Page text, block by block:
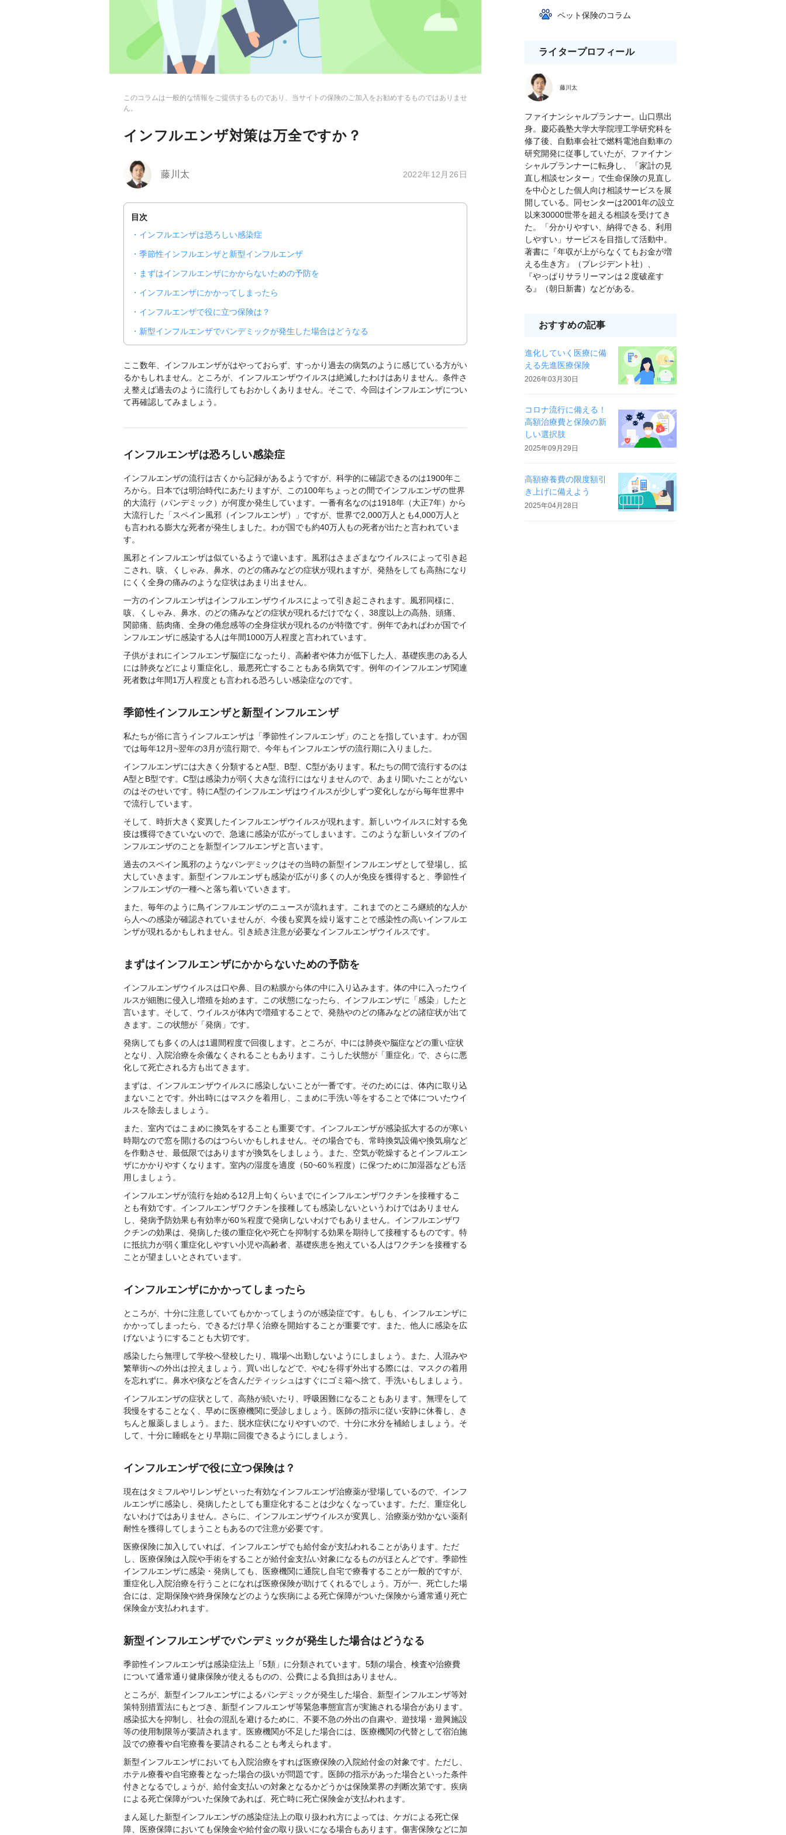
このコラムは一般的な情報をご提供するものであり、当サイトの保険のご加入をお勧めするものではありませ
ん。
インフルエンザ対策は万全ですか？
藤川太 2022年12月26日
目次
インフルエンザは恐ろしい感染症
季節性インフルエンザと新型インフルエンザ
まずはインフルエンザにかからないための予防を
インフルエンザにかかってしまったら
インフルエンザで役に立つ保険は？
新型インフルエンザでパンデミックが発生した場合はどうなる
ここ数年、インフルエンザがはやっておらず、すっかり過去の病気のように感じている方がい
るかもしれません。ところが、インフルエンザウイルスは絶滅したわけはありません。条件さ
え整えば過去のように流行してもおかしくありません。そこで、今回はインフルエンザについ
て再確認してみましょう。
インフルエンザは恐ろしい感染症
インフルエンザの流行は古くから記録があるようですが、科学的に確認できるのは1900年こ
ろから。日本では明治時代にあたりますが、この100年ちょっとの間でインフルエンザの世界
的大流行（パンデミック）が何度か発生しています。一番有名なのは1918年（大正7年）から
大流行した「スペイン風邪（インフルエンザ）」ですが、世界で2,000万人とも4,000万人と
も言われる膨大な死者が発生しました。わが国でも約40万人もの死者が出たと言われていま
す。
風邪とインフルエンザは似ているようで違います。風邪はさまざまなウイルスによって引き起
こされ、咳、くしゃみ、鼻水、のどの痛みなどの症状が現れますが、発熱をしても高熱になり
にくく全身の痛みのような症状はあまり出ません。
一方のインフルエンザはインフルエンザウイルスによって引き起こされます。風邪同様に、
咳、くしゃみ、鼻水、のどの痛みなどの症状が現れるだけでなく、38度以上の高熱、頭痛、
関節痛、筋肉痛、全身の倦怠感等の全身症状が現れるのが特徴です。例年であればわが国でイ
ンフルエンザに感染する人は年間1000万人程度と言われています。
子供がまれにインフルエンザ脳症になったり、高齢者や体力が低下した人、基礎疾患のある人
には肺炎などにより重症化し、最悪死亡することもある病気です。例年のインフルエンザ関連
死者数は年間1万人程度とも言われる恐ろしい感染症なのです。
季節性インフルエンザと新型インフルエンザ
私たちが俗に言うインフルエンザは「季節性インフルエンザ」のことを指しています。わが国
では毎年12月~翌年の3月が流行期で、今年もインフルエンザの流行期に入りました。
インフルエンザには大きく分類するとA型、B型、C型があります。私たちの間で流行するのは
A型とB型です。C型は感染力が弱く大きな流行にはなりませんので、あまり聞いたことがない
のはそのせいです。特にA型のインフルエンザはウイルスが少しずつ変化しながら毎年世界中
で流行しています。
そして、時折大きく変異したインフルエンザウイルスが現れます。新しいウイルスに対する免
疫は獲得できていないので、急速に感染が広がってしまいます。このような新しいタイプのイ
ンフルエンザのことを新型インフルエンザと言います。
過去のスペイン風邪のようなパンデミックはその当時の新型インフルエンザとして登場し、拡
大していきます。新型インフルエンザも感染が広がり多くの人が免疫を獲得すると、季節性イ
ンフルエンザの一種へと落ち着いていきます。
また、毎年のように鳥インフルエンザのニュースが流れます。これまでのところ継続的な人か
ら人への感染が確認されていませんが、今後も変異を繰り返すことで感染性の高いインフルエ
ンザが現れるかもしれません。引き続き注意が必要なインフルエンザウイルスです。
まずはインフルエンザにかからないための予防を
インフルエンザウイルスは口や鼻、目の粘膜から体の中に入り込みます。体の中に入ったウイ
ルスが細胞に侵入し増殖を始めます。この状態になったら、インフルエンザに「感染」したと
言います。そして、ウイルスが体内で増殖することで、発熱やのどの痛みなどの諸症状が出て
きます。この状態が「発病」です。
発病しても多くの人は1週間程度で回復します。ところが、中には肺炎や脳症などの重い症状
となり、入院治療を余儀なくされることもあります。こうした状態が「重症化」で、さらに悪
化して死亡される方も出てきます。
まずは、インフルエンザウイルスに感染しないことが一番です。そのためには、体内に取り込
まないことです。外出時にはマスクを着用し、こまめに手洗い等をすることで体についたウイ
ルスを除去しましょう。
また、室内ではこまめに換気をすることも重要です。インフルエンザが感染拡大するのが寒い
時期なので窓を開けるのはつらいかもしれません。その場合でも、常時換気設備や換気扇など
を作動させ、最低限ではありますが換気をしましょう。また、空気が乾燥するとインフルエン
ザにかかりやすくなります。室内の湿度を適度（50~60％程度）に保つために加湿器なども活
用しましょう。
インフルエンザが流行を始める12月上旬くらいまでにインフルエンザワクチンを接種するこ
とも有効です。インフルエンザワクチンを接種しても感染しないというわけではありません
し、発病予防効果も有効率が60％程度で発病しないわけでもありません。インフルエンザワ
クチンの効果は、発病した後の重症化や死亡を抑制する効果を期待して接種するものです。特
に抵抗力が弱く重症化しやすい小児や高齢者、基礎疾患を抱えている人はワクチンを接種する
ことが望ましいとされています。
インフルエンザにかかってしまったら
ところが、十分に注意していてもかかってしまうのが感染症です。もしも、インフルエンザに
かかってしまったら、できるだけ早く治療を開始することが重要です。また、他人に感染を広
げないようにすることも大切です。
感染したら無理して学校へ登校したり、職場へ出勤しないようにしましょう。また、人混みや
繁華街への外出は控えましょう。買い出しなどで、やむを得ず外出する際には、マスクの着用
を忘れずに。鼻水や痰などを含んだティッシュはすぐにゴミ箱へ捨て、手洗いもしましょう。
インフルエンザの症状として、高熱が続いたり、呼吸困難になることもあります。無理をして
我慢をすることなく、早めに医療機関に受診しましょう。医師の指示に従い安静に休養し、き
ちんと服薬しましょう。また、脱水症状になりやすいので、十分に水分を補給しましょう。そ
して、十分に睡眠をとり早期に回復できるようにしましょう。
インフルエンザで役に立つ保険は？
現在はタミフルやリレンザといった有効なインフルエンザ治療薬が登場しているので、インフ
ルエンザに感染し、発病したとしても重症化することは少なくなっています。ただ、重症化し
ないわけではありません。さらに、インフルエンザウイルスが変異し、治療薬が効かない薬剤
耐性を獲得してしまうこともあるので注意が必要です。
医療保険に加入していれば、インフルエンザでも給付金が支払われることがあります。ただ
し、医療保険は入院や手術をすることが給付金支払い対象になるものがほとんどです。季節性
インフルエンザに感染・発病しても、医療機関に通院し自宅で療養することが一般的ですが、
重症化し入院治療を行うことになれば医療保険が助けてくれるでしょう。万が一、死亡した場
合には、定期保険や終身保険などのような疾病による死亡保障がついた保険から通常通り死亡
保険金が支払われます。
新型インフルエンザでパンデミックが発生した場合はどうなる
季節性インフルエンザは感染症法上「5類」に分類されています。5類の場合、検査や治療費
について通常通り健康保険が使えるものの、公費による負担はありません。
ところが、新型インフルエンザによるパンデミックが発生した場合、新型インフルエンザ等対
策特別措置法にもとづき、新型インフルエンザ等緊急事態宣言が実施される場合があります。
感染拡大を抑制し、社会の混乱を避けるために、不要不急の外出の自粛や、遊技場・遊興施設
等の使用制限等が要請されます。医療機関が不足した場合には、医療機関の代替として宿泊施
設での療養や自宅療養を要請されることも考えられます。
新型インフルエンザにおいても入院治療をすれば医療保険の入院給付金の対象です。ただし、
ホテル療養や自宅療養となった場合の扱いが問題です。医師の指示があった場合といった条件
付きとなるでしょうが、給付金支払いの対象となるかどうかは保険業界の判断次第です。疾病
による死亡保障がついた保険であれば、死亡時に死亡保険金が支払われます。
まん延した新型インフルエンザの感染症法上の取り扱われ方によっては、ケガによる死亡保
障、医療保障においても保険金や給付金の取り扱いになる場合もあります。傷害保険などに加
ライタープロフィール
藤川太
ファイナンシャルプランナー。山口県出
身。慶応義塾大学大学院理工学研究科を
修了後、自動車会社で燃料電池自動車の
研究開発に従事していたが、ファイナン
シャルプランナーに転身し、「家計の見
直し相談センター」で生命保険の見直し
を中心とした個人向け相談サービスを展
開している。同センターは2001年の設立
以来30000世帯を超える相談を受けてき
た。「分かりやすい、納得できる、利用
しやすい」サービスを目指して活動中。
著書に『年収が上がらなくてもお金が増
える生き方』（プレジデント社）、
『やっぱりサラリーマンは２度破産す
る』（朝日新書）などがある。
おすすめの記事
進化していく医療に備
える先進医療保険
2026年03月30日
コロナ流行に備える！
高額治療費と保険の新
しい選択肢
2025年09月29日
高額療養費の限度額引
き上げに備えよう
2025年04月28日
ペット保険のコラム